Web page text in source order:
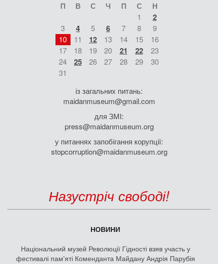
П В С Ч П С Н
1 2
3 4 5 6 7 8
9
10
11 12 13 14 15
16
17
18 19 20 21 22
23
24
25 26 27 28 29
30
31
із загальних питань:
maidanmuseum@gmail.com
для ЗМІ:
press@maidanmuseum.org
у питаннях запобігання корупції:
stopcorruption@maidanmuseum.org
Назустріч свободі!
НОВИНИ
Національний музей Революції Гідності взяв участь у
фестивалі пам'яті Коменданта Майдану Андрія Парубія